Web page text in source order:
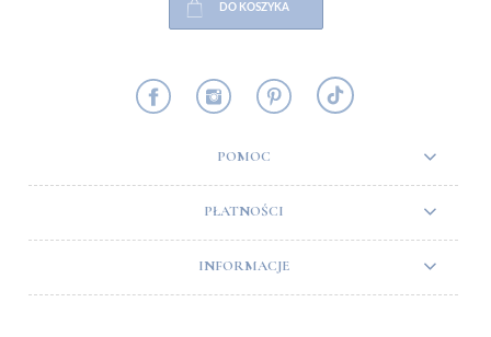
DO KOSZYKA
POMOC
PŁATNOŚCI
INFORMACJE